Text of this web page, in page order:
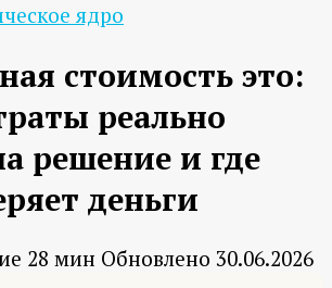
ядро
стоимость это:
реально
решение и где
деньги
28 мин Обновлено 30.06.2026